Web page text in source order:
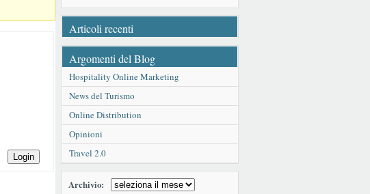
Login
Articoli recenti
Argomenti del Blog
Hospitality Online Marketing
News del Turismo
Online Distribution
Opinioni
Travel 2.0
Archivio: